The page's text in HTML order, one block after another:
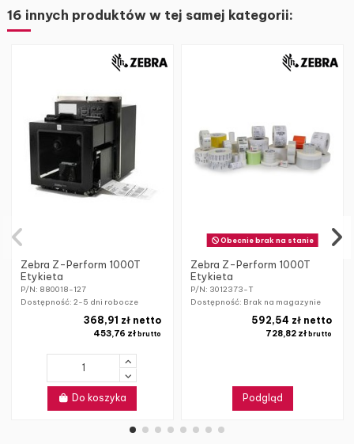
16 innych produktów w tej samej kategorii:
Zebra Z-Perform 1000T
Etykieta
P/N: 880018-127
Dostępność: 2-5 dni robocze
453,76 złbrutto
368,91 zł netto
Do koszyka
Obecnie brak na stanie
Zebra Z-Perform 1000T
Etykieta
P/N: 3012373-T
Dostępność: Brak na magazynie
728,82 zł brutto
592,54 zł netto
Podgląd